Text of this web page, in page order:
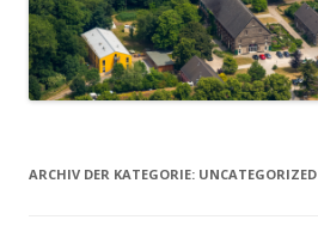
ARCHIV DER KATEGORIE: UNCATEGORIZED